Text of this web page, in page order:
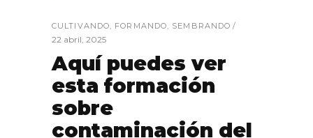
CULTIVANDO, FORMANDO, SEMBRANDO
22 abril, 2025
Aquí puedes ver
esta formación
sobre
contaminación del